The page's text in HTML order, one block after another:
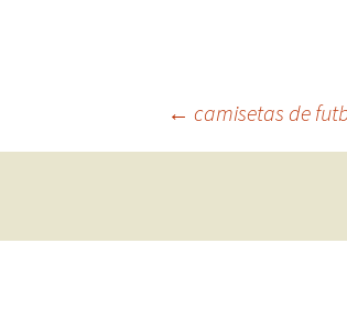
Navegación
← camisetas de